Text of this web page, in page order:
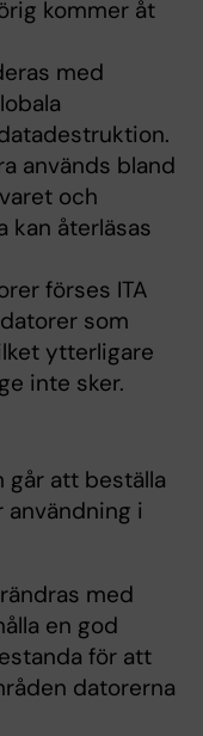
kommer åt
med
används bland
och
kan återläsas
förses ITA
som
ytterligare
inte sker.
går att beställa
i
med
en god
för att
datorerna